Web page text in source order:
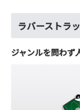
ラバーストラ
ジャンルを問わず